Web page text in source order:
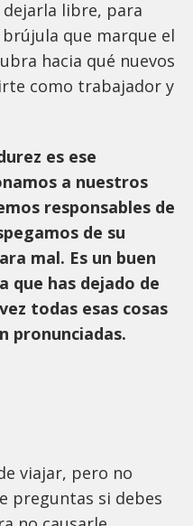
dejarla libre, para
que marque el
hacia qué nuevos
como trabajador y
es ese
a nuestros
responsables de
de su
mal. Es un buen
que has dejado de
todas esas cosas
pronunciadas.
viajar, pero no
preguntas si debes